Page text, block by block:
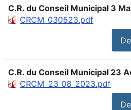
C.R. du Conseil Municipal 3
CRCM_030523.pdf
C.R. du Conseil Municipal 23
CRCM_23_08_2023.pdf